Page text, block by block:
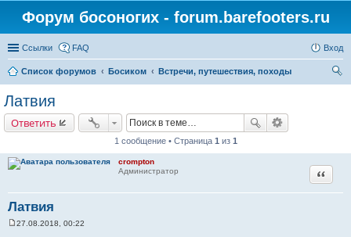
Форум босоногих - forum.barefooters.ru
Ссылки FAQ Вход
Список форумов Босиком
Встречи, путешествия, походы
Латвия
Ответить
1 сообщение • Страница 1 из 1
crompton
Администратор
Латвия
Цитата
27.08.2018, 00:22